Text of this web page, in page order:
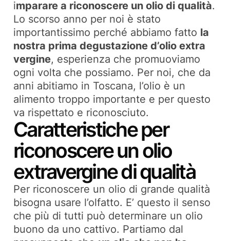
imparare a riconoscere un olio di qualità.
Lo scorso anno per noi è stato
importantissimo perché abbiamo fatto la
nostra prima degustazione d’olio extra
vergine, esperienza che promuoviamo
ogni volta che possiamo. Per noi, che da
anni abitiamo in Toscana, l’olio è un
alimento troppo importante e per questo
va rispettato e riconosciuto.
Caratteristiche per
riconoscere un olio
extravergine di qualità
Per riconoscere un olio di grande qualità
bisogna usare l’olfatto. E’ questo il senso
che più di tutti può determinare un olio
buono da uno cattivo. Partiamo dal